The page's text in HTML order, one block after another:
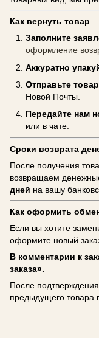
Как вернуть товар
Заполните
оформление
Аккуратно
Отправьте товар
Новой Почты.
Передайте нам
или в чате.
Сроки возврата
После получения
возвращаем
дней на вашу
Как оформить
Если вы хотите
оформите новый
В комментарии к
заказа».
После
предыдущего товара